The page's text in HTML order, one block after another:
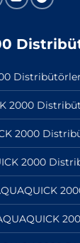
2000
2000
2000